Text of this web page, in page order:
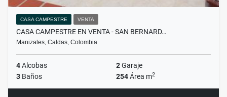
CASA CAMPESTRE VENTA
CASA CAMPESTRE EN VENTA - SAN BERNARD…
Manizales, Caldas, Colombia
4Alcobas 2Garaje
3 Baños 254Área m2